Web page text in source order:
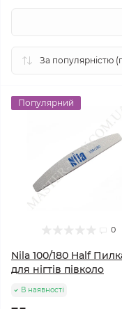
Популярний
0
Nila 100/180 Half
для нігтів півколо
В наявності